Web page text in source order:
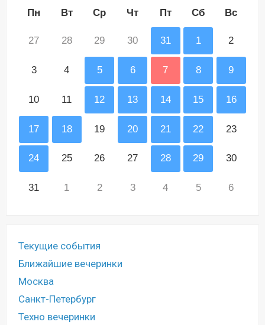
Пн Вт Ср Чт Пт Сб Вс
27 28 29 30 31 1 2
3 4 5 6 7 8 9
10 11 12 13 14 15 16
17 18 19 20 21 22 23
24 25 26 27 28 29 30
31 1 2 3 4 5 6
Текущие события
Ближайшие вечеринки
Москва
Санкт-Петербург
Техно вечеринки